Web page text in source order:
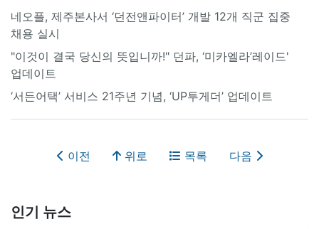
네오플, 제주본사서 ‘던전앤파이터’ 개발 12개 직군 집중
채용 실시
"이것이 결국 당신의 뜻입니까!" 던파, ‘미카엘라’레이드'
업데이트
‘서든어택’ 서비스 21주년 기념, ‘UP투게더’ 업데이트
이전 위로 목록 다음
인기 뉴스